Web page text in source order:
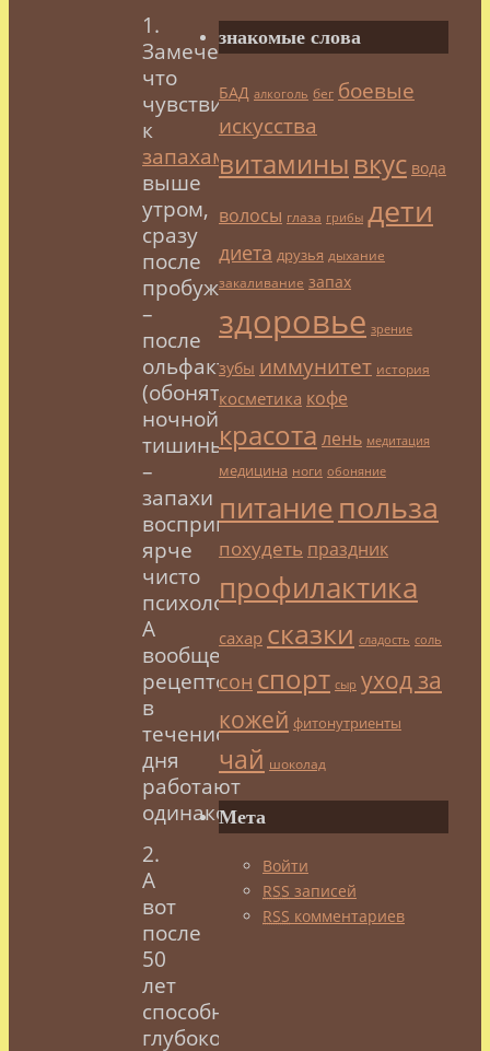
1.
Замечено,
что
чувствительность
к
запахам
выше
утром,
сразу
после
пробуждения
–
после
ольфакторной
(обонятельной)
ночной
тишины
–
запахи
воспринимаются
ярче
чисто
психологически.
А
вообще,
рецепторы
в
течение
дня
работают
одинаково.
2.
А
вот
после
50
лет
способность
глубоко
знакомые слова
БАД алкоголь бег боевые
искусства
витамины вкус вода
волосы глаза грибы дети
диета друзья дыхание
закаливание запах
здоровье зрение
зубы иммунитет история
косметика кофе
красота лень медитация
медицина ноги обоняние
питание польза
похудеть праздник
профилактика
сахар сказки сладость соль
сон спорт сыр уход за
кожей фитонутриенты
чай шоколад
Мета
Войти
RSS записей
RSS комментариев